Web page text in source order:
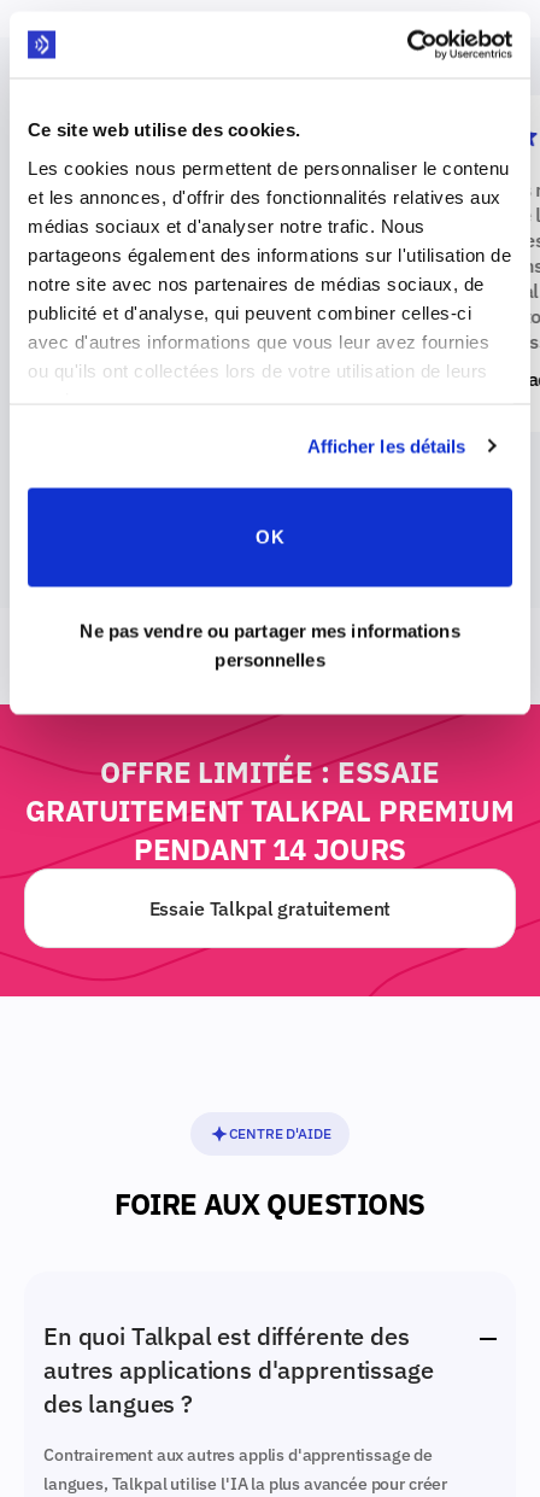
Ce site web utilise des cookies.
Les cookies nous permettent de personnaliser le contenu
et les annonces, d'offrir des fonctionnalités relatives aux
médias sociaux et d'analyser notre trafic. Nous
partageons également des informations sur l'utilisation de
notre site avec nos partenaires de médias sociaux, de
publicité et d'analyse, qui peuvent combiner celles-ci
avec d'autres informations que vous leur avez fournies
ou qu'ils ont collectées lors de votre utilisation de leurs
Afficher les détails
OK
Ne pas vendre ou partager mes informations
personnelles
"Parfaite pour apprendre une
langue tout seul! Elle te corrige
vraiment et propose plein de
façons fun de t’exercer à parler."
MioGatoParla22
"L'une des
premium
offre un
vraiment
OFFRE LIMITÉE :ESSAIE
GRATUITEMENT TALKPAL PREMIUM
PENDANT 14 JOURS
Essaie Talkpal gratuitement
CENTRE D'AIDE
FOIRE AUX QUESTIONS
En quoi Talkpal est différente des
autres applications d'apprentissage
des langues ?
Contrairement aux autres applis d'apprentissage de
langues, Talkpal utilise l'IA la plus avancée pour créer